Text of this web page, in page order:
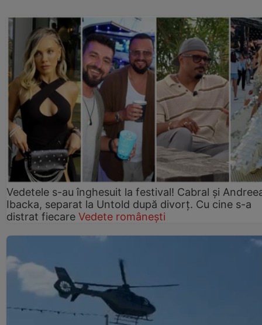
Vedetele s-au înghesuit la festival! Cabral și
Ibacka, separat la Untold după divorț. Cu cine s-a
distrat fiecare Vedete românești